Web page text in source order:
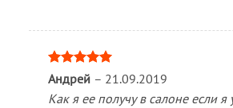
Оценка
из 5
Андрей – 21.09.2019
Как я ее получу в салоне если я